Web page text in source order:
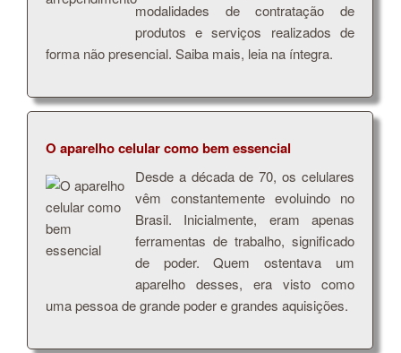
modalidades de contratação de
produtos e serviços realizados de
forma não presencial. Saiba mais, leia na íntegra.
O aparelho celular como bem essencial
Desde a década de 70, os celulares
vêm constantemente evoluindo no
Brasil. Inicialmente, eram apenas
ferramentas de trabalho, significado
de poder. Quem ostentava um
aparelho desses, era visto como
uma pessoa de grande poder e grandes aquisições.